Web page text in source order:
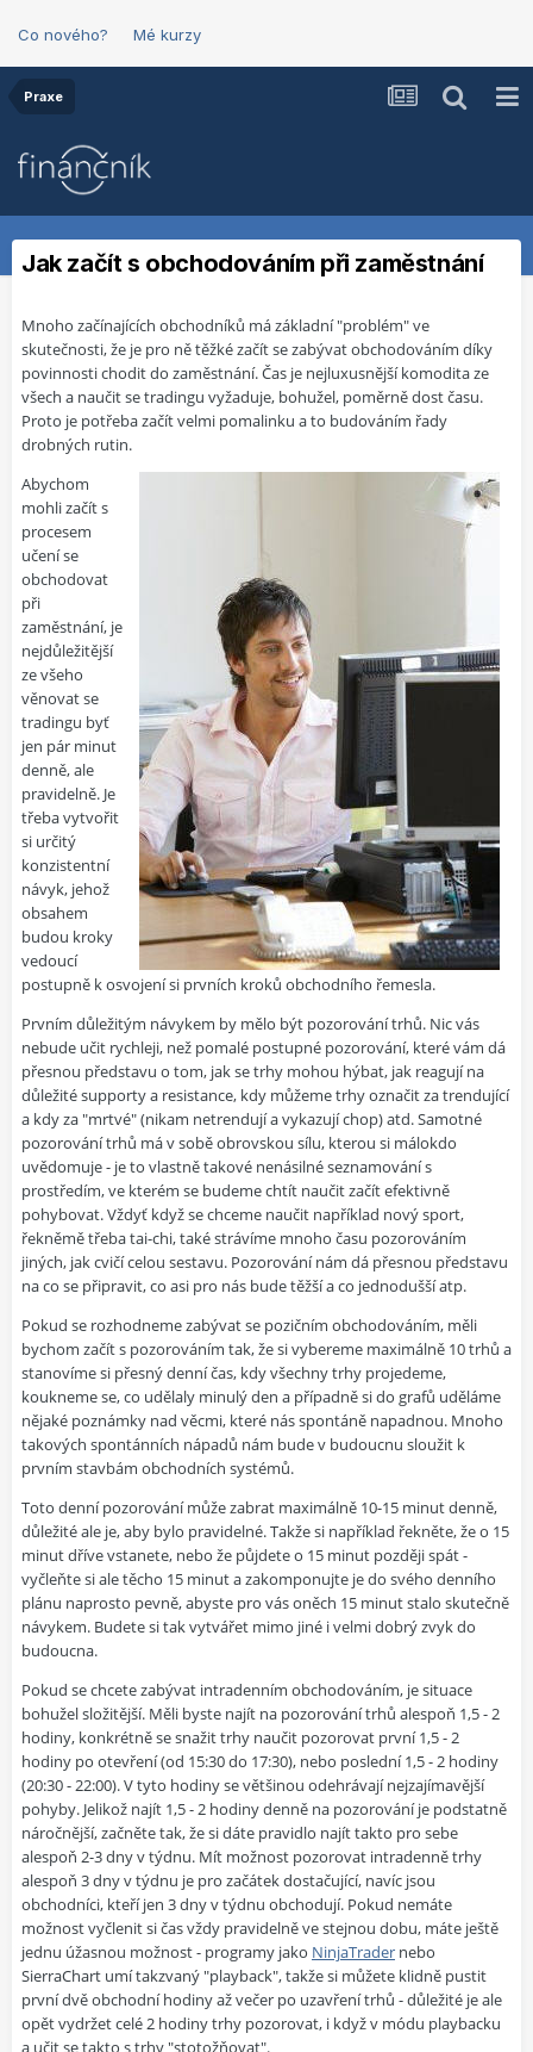
Co nového? Mé kurzy
Praxe
Jak začít s obchodováním při zaměstnání
Mnoho začínajících obchodníků má základní "problém" ve
skutečnosti, že je pro ně těžké začít se zabývat obchodováním díky
povinnosti chodit do zaměstnání. Čas je nejluxusnější komodita ze
všech a naučit se tradingu vyžaduje, bohužel, poměrně dost času.
Proto je potřeba začít velmi pomalinku a to budováním řady
drobných rutin.
Abychom
mohli začít s
procesem
učení se
obchodovat
při
zaměstnání, je
nejdůležitější
ze všeho
věnovat se
tradingu byť
jen pár minut
denně, ale
pravidelně. Je
třeba vytvořit
si určitý
konzistentní
návyk, jehož
obsahem
budou kroky
vedoucí
postupně k osvojení si prvních kroků obchodního řemesla.
Prvním důležitým návykem by mělo být pozorování trhů. Nic vás
nebude učit rychleji, než pomalé postupné pozorování, které vám dá
přesnou představu o tom, jak se trhy mohou hýbat, jak reagují na
důležité supporty a resistance, kdy můžeme trhy označit za trendující
a kdy za "mrtvé" (nikam netrendují a vykazují chop) atd. Samotné
pozorování trhů má v sobě obrovskou sílu, kterou si málokdo
uvědomuje - je to vlastně takové nenásilné seznamování s
prostředím, ve kterém se budeme chtít naučit začít efektivně
pohybovat. Vždyť když se chceme naučit například nový sport,
řekněmě třeba tai-chi, také strávíme mnoho času pozorováním
jiných, jak cvičí celou sestavu. Pozorování nám dá přesnou představu
na co se připravit, co asi pro nás bude těžší a co jednodušší atp.
Pokud se rozhodneme zabývat se pozičním obchodováním, měli
bychom začít s pozorováním tak, že si vybereme maximálně 10 trhů a
stanovíme si přesný denní čas, kdy všechny trhy projedeme,
koukneme se, co udělaly minulý den a případně si do grafů uděláme
nějaké poznámky nad věcmi, které nás spontáně napadnou. Mnoho
takových spontánních nápadů nám bude v budoucnu sloužit k
prvním stavbám obchodních systémů.
Toto denní pozorování může zabrat maximálně 10-15 minut denně,
důležité ale je, aby bylo pravidelné. Takže si například řekněte, že o 15
minut dříve vstanete, nebo že půjdete o 15 minut později spát -
vyčleňte si ale těcho 15 minut a zakomponujte je do svého denního
plánu naprosto pevně, abyste pro vás oněch 15 minut stalo skutečně
návykem. Budete si tak vytvářet mimo jiné i velmi dobrý zvyk do
budoucna.
Pokud se chcete zabývat intradenním obchodováním, je situace
bohužel složitější. Měli byste najít na pozorování trhů alespoň 1,5 - 2
hodiny, konkrétně se snažit trhy naučit pozorovat první 1,5 - 2
hodiny po otevření (od 15:30 do 17:30), nebo poslední 1,5 - 2 hodiny
(20:30 - 22:00). V tyto hodiny se většinou odehrávají nejzajímavější
pohyby. Jelikož najít 1,5 - 2 hodiny denně na pozorování je podstatně
náročnější, začněte tak, že si dáte pravidlo najít takto pro sebe
alespoň 2-3 dny v týdnu. Mít možnost pozorovat intradenně trhy
alespoň 3 dny v týdnu je pro začátek dostačující, navíc jsou
obchodníci, kteří jen 3 dny v týdnu obchodují. Pokud nemáte
možnost vyčlenit si čas vždy pravidelně ve stejnou dobu, máte ještě
jednu úžasnou možnost - programy jako NinjaTrader nebo
SierraChart umí takzvaný "playback", takže si můžete klidně pustit
první dvě obchodní hodiny až večer po uzavření trhů - důležité je ale
opět vydržet celé 2 hodiny trhy pozorovat, i když v módu playbacku
a učit se takto s trhy "stotožňovat".